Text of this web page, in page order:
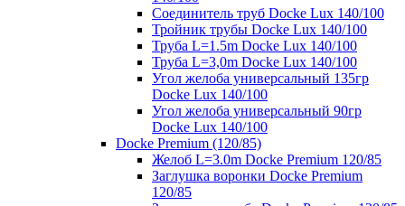
Соединитель труб Docke Lux 140/100
Тройник трубы Docke Lux 140/100
Труба L=1.5m Docke Lux 140/100
Труба L=3,0m Docke Lux 140/100
Угол желоба универсальный 135гр
Docke Lux 140/100
Угол желоба универсальный 90гр
Docke Lux 140/100
Docke Premium (120/85)
Желоб L=3.0m Docke Premium 120/85
Заглушка воронки Docke Premium
120/85